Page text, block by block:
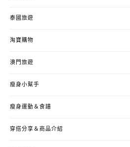
泰國旅遊
淘寶購物
澳門旅遊
瘦身小幫手
瘦身運動＆食譜
穿搭分享＆商品介紹